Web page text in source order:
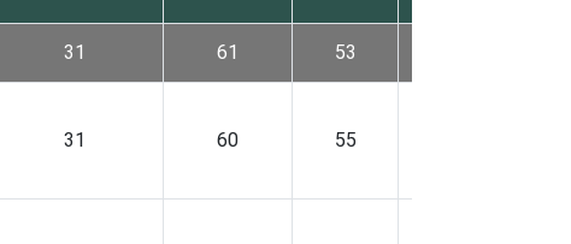
31 61 53
31 60 55